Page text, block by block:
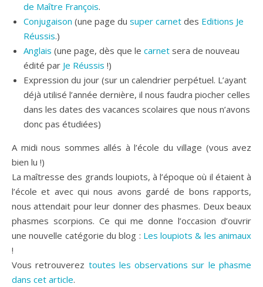
de Maître François.
Conjugaison (une page du super carnet des Editions Je
Réussis.)
Anglais (une page, dès que le carnet sera de nouveau
édité par Je Réussis !)
Expression du jour (sur un calendrier perpétuel. L’ayant
déjà utilisé l’année dernière, il nous faudra piocher celles
dans les dates des vacances scolaires que nous n’avons
donc pas étudiées)
A midi nous sommes allés à l’école du village (vous avez
bien lu !)
La maîtresse des grands loupiots, à l’époque où il étaient à
l’école et avec qui nous avons gardé de bons rapports,
nous attendait pour leur donner des phasmes. Deux beaux
phasmes scorpions. Ce qui me donne l’occasion d’ouvrir
une nouvelle catégorie du blog : Lesloupiots & les animaux
!
Vous retrouverez toutes les observations sur le phasme
dans cet article.